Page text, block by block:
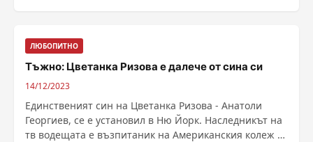
ЛЮБОПИТНО
Тъжно: Цветанка Ризова е далече от сина си
14/12/2023
Единственият син на Цветанка Ризова - Анатоли
Георгиев, се е установил в Ню Йорк. Наследникът на
тв водещата е възпитаник на Американския колеж в